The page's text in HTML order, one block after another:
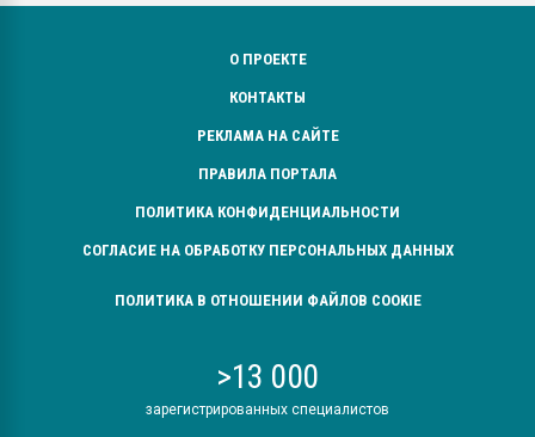
О ПРОЕКТЕ
КОНТАКТЫ
РЕКЛАМА НА САЙТЕ
ПРАВИЛА ПОРТАЛА
ПОЛИТИКА КОНФИДЕНЦИАЛЬНОСТИ
СОГЛАСИЕ НА ОБРАБОТКУ ПЕРСОНАЛЬНЫХ ДАННЫХ
ПОЛИТИКА В ОТНОШЕНИИ ФАЙЛОВ COOKIE
>13 000
зарегистрированных специалистов